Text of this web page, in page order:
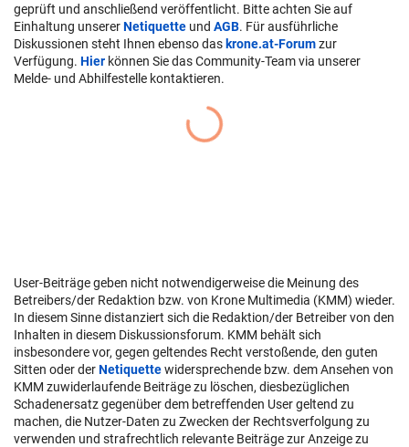
geprüft und anschließend veröffentlicht. Bitte achten Sie auf
Einhaltung unsererNetiquette und AGB. Für ausführliche
Diskussionen steht Ihnen ebenso das krone.at-Forumzur
Verfügung. Hier können Sie das Community-Team via unserer
Melde- und Abhilfestelle kontaktieren.
User-Beiträge geben nicht notwendigerweise die Meinung des
Betreibers/der Redaktion bzw. von Krone Multimedia (KMM) wieder.
In diesem Sinne distanziert sich die Redaktion/der Betreiber von den
Inhalten in diesem Diskussionsforum. KMM behält sich
insbesondere vor, gegen geltendes Recht verstoßende, den guten
Sitten oder derNetiquettewidersprechende bzw. dem Ansehen von
KMM zuwiderlaufende Beiträge zu löschen, diesbezüglichen
Schadenersatz gegenüber dem betreffenden User geltend zu
machen, die Nutzer-Daten zu Zwecken der Rechtsverfolgung zu
verwenden und strafrechtlich relevante Beiträge zur Anzeige zu